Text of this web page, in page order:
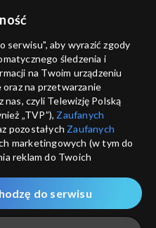
ANULUJ
serwisu", aby wyrazić zgody
śledzenia i
na Twoim urządzeniu
na przetwarzanie
czyli Telewizję Polską
„TVP”), Zaufanych
pozostałych Zaufanych
marketingowych (w tym do
reklam do Twoich
zgody na udostępnianie
Google.
odwiedzania przez
do serwisu